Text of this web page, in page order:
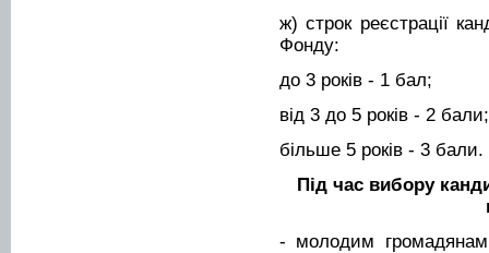
ж) строк реєстрації
Фонду:
до 3 років - 1 бал;
від 3 до 5 років - 2 бали;
більше 5 років - 3 бали.
Під час вибору
- молодим